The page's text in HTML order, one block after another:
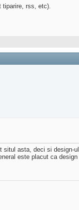
tiparire, rss, etc).
asta, deci si
este placut ca